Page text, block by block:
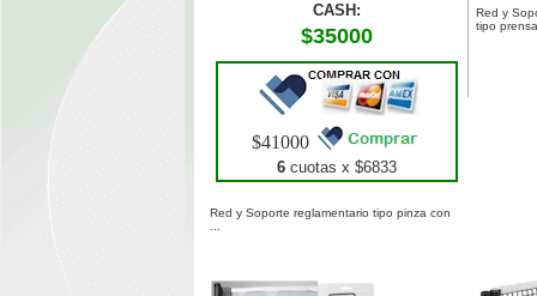
CASH:
$35000
$41000
6 cuotas x $6833
Red y Soporte reglamentario tipo pinza con
Red y
tipo